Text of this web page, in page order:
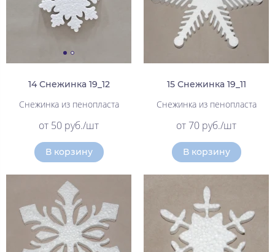
14 Снежинка 19_12
Снежинка из пенопласта
от 50 руб./шт
В корзину
15 Снежинка 19_11
Снежинка из пенопласта
от 70 руб./шт
В корзину